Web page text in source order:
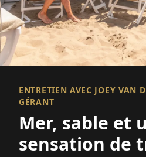
ENTRETIEN AVEC JOEY VAN
GÉRANT
Mer, sable et
sensation de